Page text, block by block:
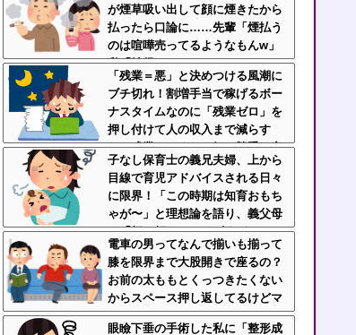
が煙草吸い出して顔に煙きたから
払ったら口論に……先輩「煙払う
のは喧嘩売ってるようなもんw」
私「納得いかん…」
「残業＝悪」と決めつける風潮に
ブチ切れ！割増手当で稼げるボー
ナスタイムなのに「残業ゼロ」を
押し付けて人の収入まで減らす
な！残業したくない奴は勝手に定
時で帰ればいいだろ！！
子なし保育士の義兄夫婦、上から
目線で育児アドバイスされる日々
に限界！「この時期は知育おもち
ゃが〜」と理想論を語り、義父母
も「頼れ頼れ」とウザすぎ
る・・・
電車の男ってなんで揃いも揃って
膝を限界まで大股開きで座るの？
お前の太ももとくっつきたくない
からスペース押し返してるけどマ
ジでストレス！！！
眼瞼下垂の手術した私に「整形成